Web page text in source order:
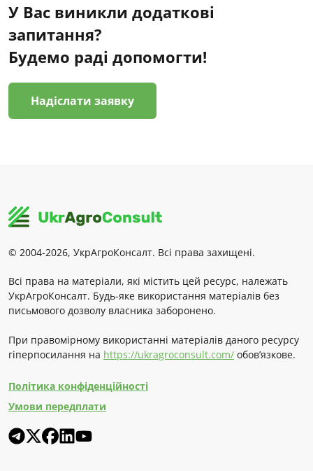
У Вас виникли додаткові
запитання?
Будемо раді допомогти!
Надіслати заявку
© 2004-2026, УкрАгроКонсалт. Всі права захищені.
Всі права на матеріали, які містить цей ресурс, належать
УкрАгроКонсалт. Будь-яке використання матеріалів без
письмового дозволу власника заборонено.
При правомірному використанні матеріалів даного ресурсу
гіперпосилання на https://ukragroconsult.com/ обов’язкове.
Політика конфіденційності
Умови передплати